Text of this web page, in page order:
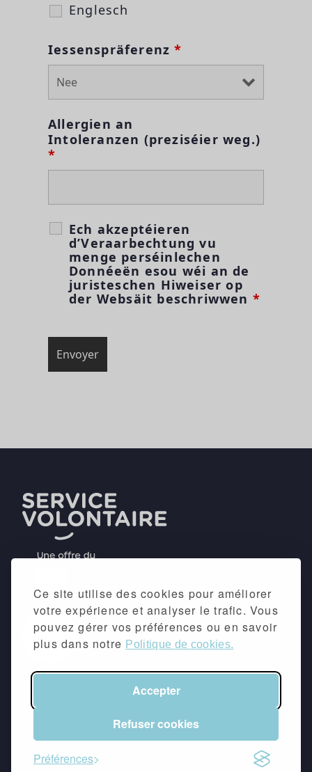
Ce site utilise des cookies pour améliorer
votre expérience et analyser le trafic. Vous
pouvez gérer vos préférences ou en savoir
plus dans notre Politique de cookies.
Accepter
Refuser cookies
Préférences
Englesch
Iessenspräferenz*
Allergien an
Intoleranzen (preziséier weg.)
*
Ech akzeptéieren
d’Veraarbechtung vu
menge perséinlechen
Donnéeën esou wéi an de
juristeschen Hiweiser op
der Websäit beschriwwen *
Mentions légales&Politique de
confidentialité
suivez-nous